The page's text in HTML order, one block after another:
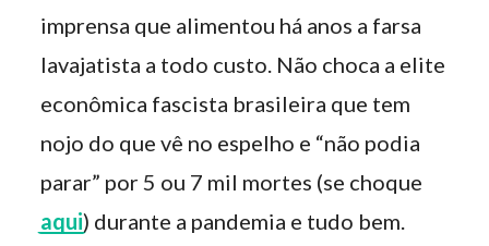
imprensa que alimentou há anos a farsa
lavajatista a todo custo. Não choca a elite
econômica fascista brasileira que tem
nojo do que vê no espelho e “não podia
parar” por 5 ou 7 mil mortes (se choque
aqui) durante a pandemia e tudo bem.